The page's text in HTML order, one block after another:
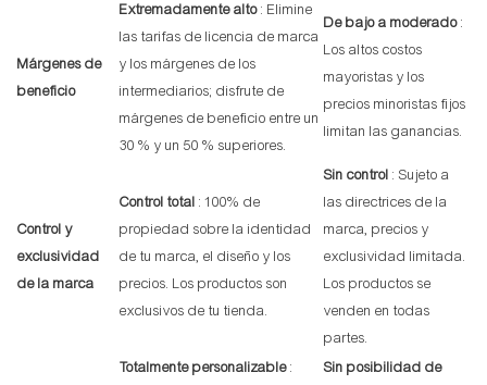
Márgenes de
beneficio
Extremadamente alto: Elimine
las tarifas de licencia de marca
y los márgenes de los
intermediarios; disfrute de
márgenes de beneficio entre un
30 % y un 50 % superiores.
De bajo a moderado:
Los altos costos
mayoristas y los
precios minoristas fijos
limitan las ganancias.
Control y
exclusividad
de la marca
Control total : 100% de
propiedad sobre la identidad
de tu marca, el diseño y los
precios. Los productos son
exclusivos de tu tienda.
Sin control : Sujeto a
las directrices de la
marca, precios y
exclusividad limitada.
Los productos se
venden en todas
partes.
Totalmente personalizable:
Sin posibilidad de